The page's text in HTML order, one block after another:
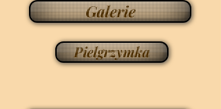
Galerie
Pielgrzymka